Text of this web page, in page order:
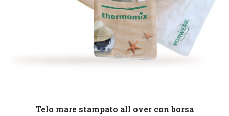
Leggi tutto
Telo mare stampato all over con borsa